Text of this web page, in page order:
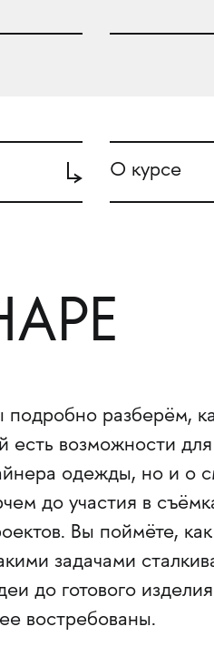
О курсе
разберём,
есть возможности
одежды, но и о
до участия в
Вы поймёте,
задачами
до готового
востребованы.